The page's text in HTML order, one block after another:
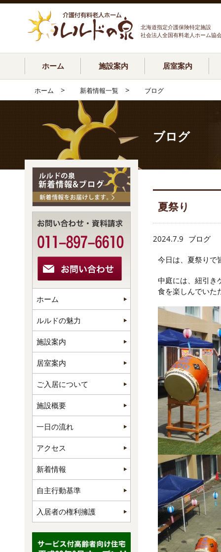
北海道指定介護保険特定施設
社会法人全国有料老人ホーム協
ホーム 施設案内 居室案内
ホーム > 新着情報一覧 > ブログ
ブログ
夏祭り
2024.7.9 ブログ
今日は、夏祭りで
中庭には、紐引き
食を楽しんでいた
ホーム
ルルドの魅力
施設案内
居室案内
ご入居について
施設概要
一日の流れ
アクセス
新着情報
自主行動基準
入居者の権利擁護